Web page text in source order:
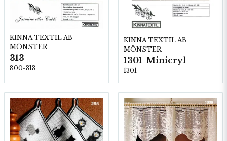
KINNA TEXTIL AB
MÖNSTER
313
800-313
KINNA TEXTIL AB
MÖNSTER
1301-Minicryl
1301